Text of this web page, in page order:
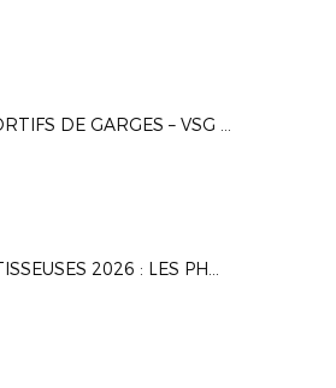
SPORTIFS DE GARGES – VSG FUSTAL 5-7
BATISSEUSES 2026 : LES PHOTOS